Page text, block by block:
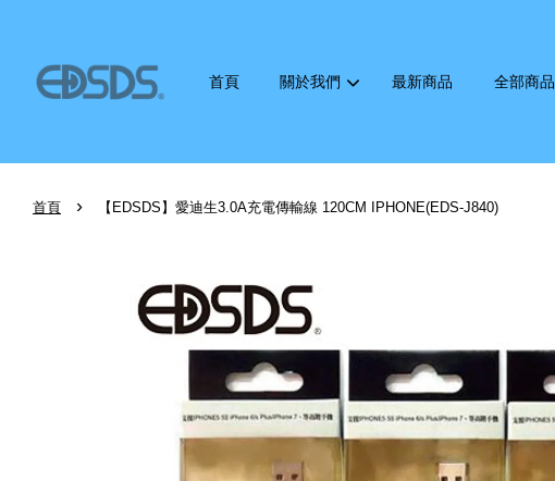
首頁 關於我們 最新商品 全部商品
首頁 › 【EDSDS】愛迪生3.0A充電傳輸線 120CM IPHONE(EDS-J840)